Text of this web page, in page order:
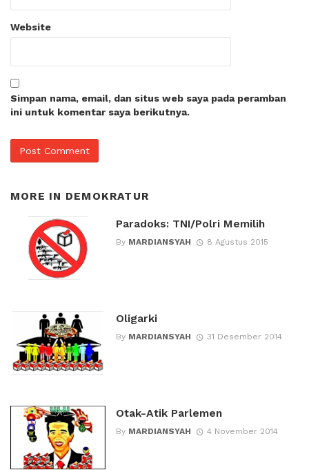
Website
Simpan nama, email, dan situs web saya pada peramban
ini untuk komentar saya berikutnya.
MORE IN DEMOKRATUR
Paradoks: TNI/Polri Memilih
By MARDIANSYAH 8 Agustus 2015
Oligarki
By MARDIANSYAH 31 Desember 2014
Otak-Atik Parlemen
By MARDIANSYAH 4 November 2014